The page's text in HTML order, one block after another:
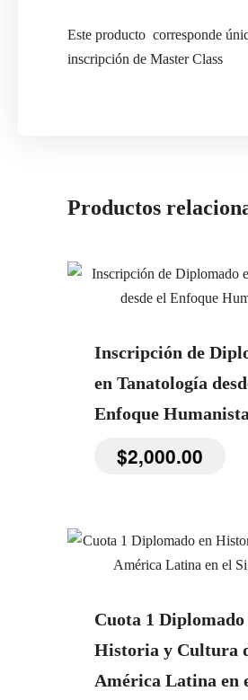
Este producto corresponde
inscripción de Master Class
Productos
Inscripción de
en Tanatología
Enfoque Humanista
$2,000.00
Cuota 1 Diplomado
Historia y Cultura
América Latina en